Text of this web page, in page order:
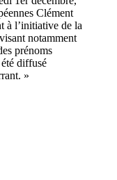
Clément
à l’initiative de la
notamment
prénoms
diffusé
»